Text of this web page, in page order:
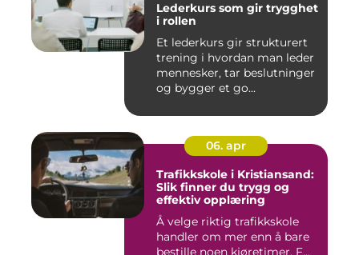
Lederkurs som gir trygghet
i rollen
Et lederkurs gir strukturert
trening i hvordan man leder
mennesker, tar beslutninger
og bygger et go...
06. apr
Trafikkskole i Kristiansand:
Slik finner du trygg og
effektiv opplæring
Å velge riktig trafikkskole
handler om mer enn å bare
bestille noen kjøretimer. F...